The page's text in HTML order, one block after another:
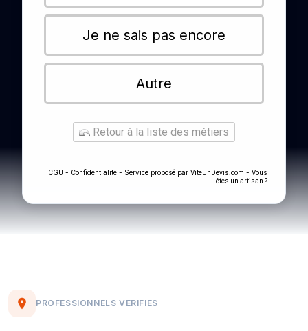
Je ne sais pas encore
Autre
Retour à la liste des métiers
CGU - Confidentialité - Service proposé par ViteUnDevis.com - Vous
êtes un artisan ?
PROFESSIONNELS VERIFIES